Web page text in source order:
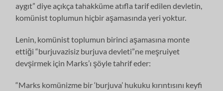
aygıt” diye açıkça tahakküme atıfla tarif edilen devletin,
komünist toplumun hiçbir aşamasında yeri yoktur.
Lenin, komünist toplumun birinci aşamasına monte
ettiği “burjuvazisiz burjuva devleti”ne meşruiyet
devşirmek için Marks’ı şöyle tahrif eder:
“Marks komünizme bir ‘burjuva’ hukuku kırıntısını keyfi